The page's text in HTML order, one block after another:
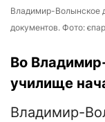
Владимир-Волынское
документов. Фото:
Во
училище
Владимир-